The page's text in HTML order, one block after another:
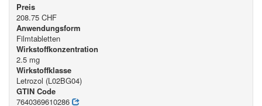
Preis
208.75 CHF
Anwendungsform
Filmtabletten
Wirkstoffkonzentration
2.5 mg
Wirkstoffklasse
Letrozol (L02BG04)
GTIN Code
7640369610286